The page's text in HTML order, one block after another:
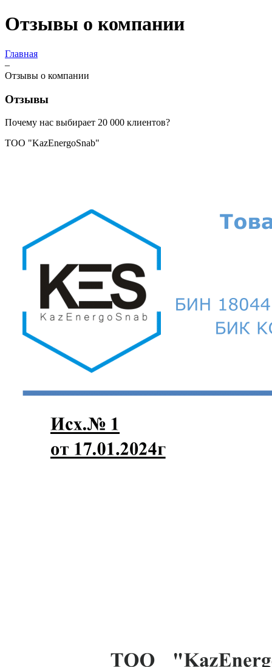
Отзывы о компании
Главная
–
Отзывы о компании
Отзывы
Почему нас выбирает 20 000 клиентов?
ТОО "KazEnergoSnab"